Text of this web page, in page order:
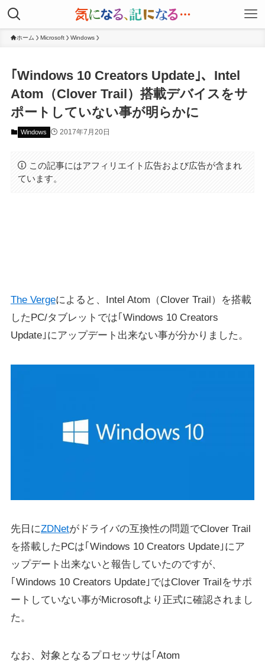
ホーム Microsoft Windows
｢Windows 10 Creators Update｣、Intel
Atom（Clover Trail）搭載デバイスをサ
ポートしていない事が明らかに
Windows 2017年7月20日
この記事にはアフィリエイト広告および広告が含まれ
ています。
The Vergeによると、Intel Atom（Clover Trail）を搭載
したPC/タブレットでは｢Windows 10 Creators
Update｣にアップデート出来ない事が分かりました。
先日にZDNetがドライバの互換性の問題でClover Trail
を搭載したPCは｢Windows 10 Creators Update｣にア
ップデート出来ないと報告していたのですが、
｢Windows 10 Creators Update｣ではClover Trailをサポ
ートしていない事がMicrosoftより正式に確認されまし
た。
なお、対象となるプロセッサは｢Atom